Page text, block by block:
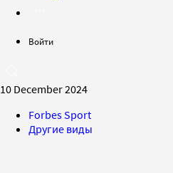
Войти
10 December 2024
Forbes Sport
Другие виды